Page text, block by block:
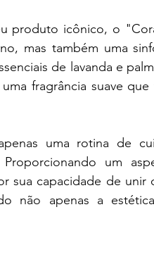
produto icônico, o
mas também uma
de lavanda e
fragrância suave
uma rotina de
Proporcionando um
sua capacidade de unir
não apenas a